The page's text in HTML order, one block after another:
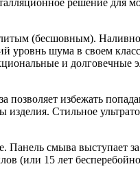
(бесшовным).
уровнь шума в своем
и
избежать
Стильное
смыва выступает
(или 15 лет